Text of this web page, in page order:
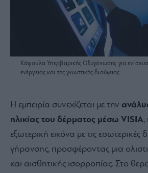
Κάψουλα Υπερβαρικής Οξυγόνωσης για
ενέργειας και της γνωστικής διαύγειας
Η εμπειρία συνεχίζεται με την
ηλικίας του δέρματος μέσω VISIA,
εξωτερική εικόνα με τις εσωτερικές
γήρανσης, προσφέροντας μια
και αισθητικής ισορροπίας. Στο